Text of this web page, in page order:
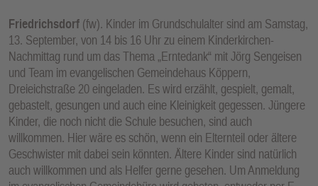
Friedrichsdorf (fw). Kinder im Grundschulalter sind am Samstag,
13. September, von 14 bis 16 Uhr zu einem Kinderkirchen-
Nachmittag rund um das Thema „Erntedank“ mit Jörg Sengeisen
und Team im evangelischen Gemeindehaus Köppern,
Dreieichstraße 20 eingeladen. Es wird erzählt, gespielt, gemalt,
gebastelt, gesungen und auch eine Kleinigkeit gegessen. Jüngere
Kinder, die noch nicht die Schule besuchen, sind auch
willkommen. Hier wäre es schön, wenn ein Elternteil oder ältere
Geschwister mit dabei sein könnten. Ältere Kinder sind natürlich
auch willkommen und als Helfer gerne gesehen. Um Anmeldung
R
F
U
N
K
TI
O
N
E
N